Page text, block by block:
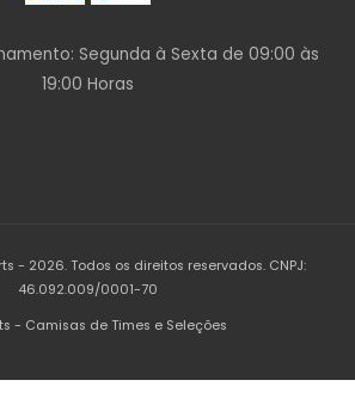
Segunda à Sexta de 09:00 às
19:00 Horas
- 2026. Todos os direitos reservados. CNPJ:
46.092.009/0001-70
- Camisas de Times e Seleções